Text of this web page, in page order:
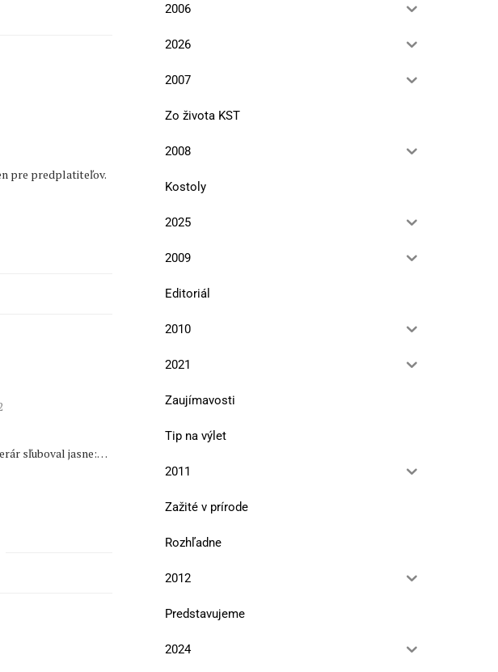
pre predplatiteľov.
sľuboval jasne:…
2006
2026
2007
Zo života KST
2008
Kostoly
2025
2009
Editoriál
2010
2021
Zaujímavosti
Tip na výlet
2011
Zažité v prírode
Rozhľadne
2012
Predstavujeme
2024